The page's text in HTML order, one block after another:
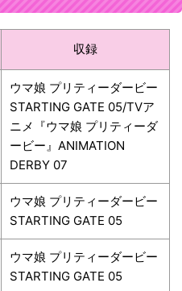
収録
ウマ娘 プリティーダービー
STARTING GATE 05/TVア
ニメ『ウマ娘 プリティーダ
ービー』ANIMATION
DERBY 07
ウマ娘 プリティーダービー
STARTING GATE 05
ウマ娘 プリティーダービー
STARTING GATE 05